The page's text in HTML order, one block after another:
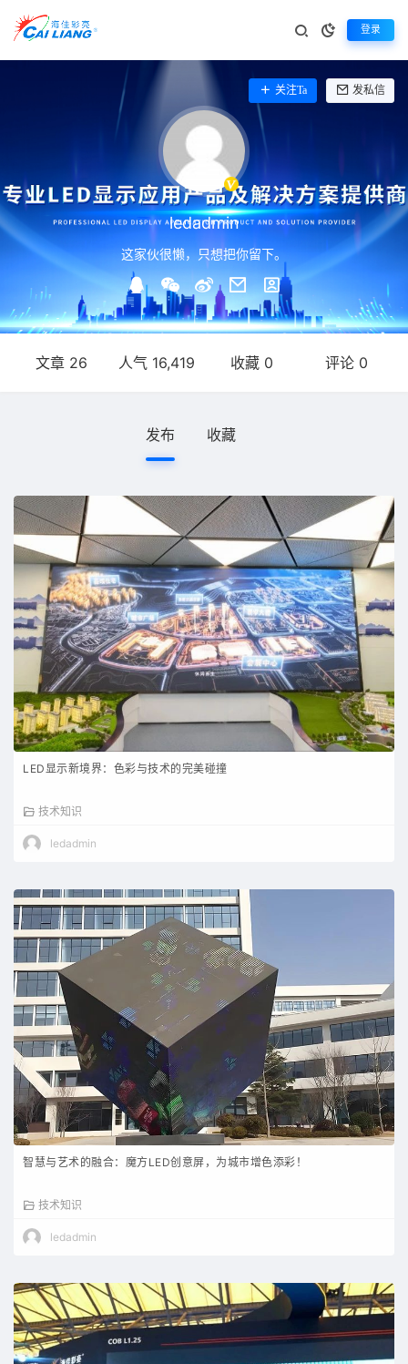
登录
关注Ta 发私信
ledadmin
这家伙很懒，只想把你留下。
文章 26 人气 16,419 收藏 0 评论 0
发布 收藏
LED显示新境界：色彩与技术的完美碰撞
技术知识
ledadmin
智慧与艺术的融合：魔方LED创意屏，为城市增色添彩！
技术知识
ledadmin